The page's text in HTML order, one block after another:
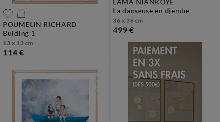
POUMELIN RICHARD
bulding 1
13 x 13 cm
114 €
LAMA NIANKOYE
la danseuse en djembe
36 x 36 cm
499 €